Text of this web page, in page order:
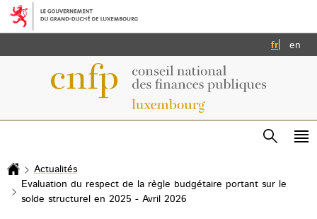
Aller au menu principal
Aller au contenu
frFrançais
en
Accueil
Actualités
Evaluation du respect de la règle budgétaire portant sur le
solde structurel en 2025 - Avril 2026